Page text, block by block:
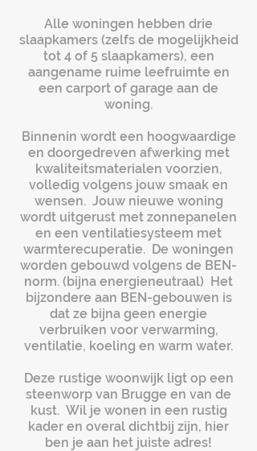
Alle woningen hebben drie
slaapkamers (zelfs de mogelijkheid
tot 4 of 5 slaapkamers), een
aangename ruime leefruimte en
een carport of garage aan de
woning.
Binnenin wordt een hoogwaardige
en doorgedreven afwerking met
kwaliteitsmaterialen voorzien,
volledig volgens jouw smaak en
wensen. Jouw nieuwe woning
wordt uitgerust met zonnepanelen
en een ventilatiesysteem met
warmterecuperatie. De woningen
worden gebouwd volgens de BEN-
norm. (bijna energieneutraal) Het
bijzondere aan BEN-gebouwen is
dat ze bijna geen energie
verbruiken voor verwarming,
ventilatie, koeling en warm water.
Deze rustige woonwijk ligt op een
steenworp van Brugge en van de
kust. Wil je wonen in een rustig
kader en overal dichtbij zijn, hier
ben je aan het juiste adres!